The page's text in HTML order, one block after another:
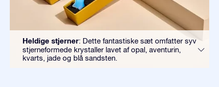
Heldige stjerner: Dette fantastiske sæt omfatter syv
stjerneformede krystaller lavet af opal, aventurin,
kvarts, jade og blå sandsten.